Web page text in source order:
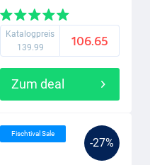
Katalogpreis
139.99
106.65
Zum deal
-27%
Fischtival Sale